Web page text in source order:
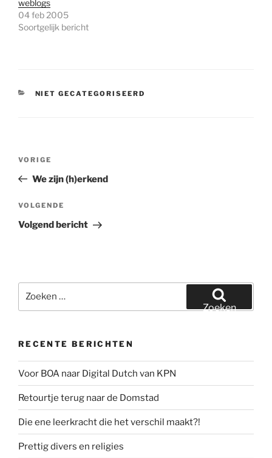
weblogs
04 feb 2005
Soortgelijk bericht
CATEGORIEËN
NIET GECATEGORISEERD
Vorig
bericht
VORIGE
We zijn (h)erkend
Volgend
bericht
VOLGENDE
Volgend bericht
naar:
Zoeken
RECENTE BERICHTEN
Voor BOA naar Digital Dutch van KPN
Retourtje terug naar de Domstad
Die ene leerkracht die het verschil maakt?!
Prettig divers en religies